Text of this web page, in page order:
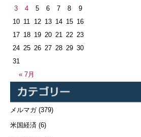
« 7月
3
4 5 6 7 8
9
10 11 12 13 14 15 16
17 18 19 20 21 22 23
24 25 26 27 28 29 30
31
メルマガ(379)
米国経済 (6)